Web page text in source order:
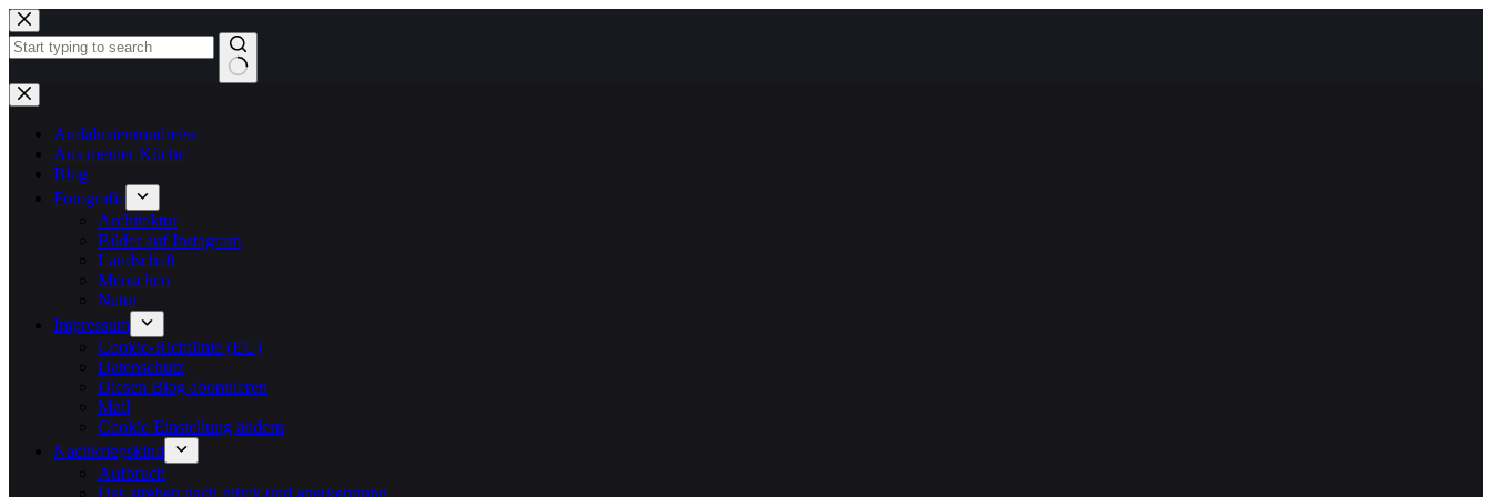
Zum
Inhalt
springen
Keine
Ergebnisse
Andalusienrundreise
Aus meiner Küche
Blog
Fotografie
Architektur
Bilder auf Instagram
Landschaft
Menschen
Natur
Impressum
Cookie-Richtlinie (EU)
Datenschutz
Diesen Blog abonnieren
Mail
Cookie Einstellung ändern
Nachkriegskind
Aufbruch
Das streben nach glück und anerkennung